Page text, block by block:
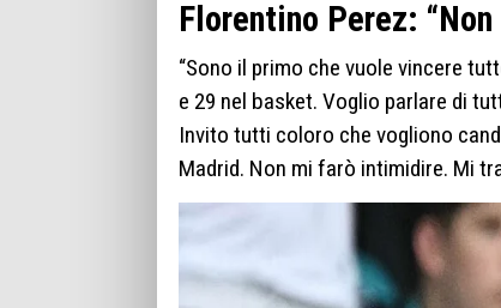
Florentino Perez:
“Sono il primo che vuole vincere
e 29 nel basket. Voglio parlare di
Invito tutti coloro che vogliono
Madrid. Non mi farò intimidire. Mi